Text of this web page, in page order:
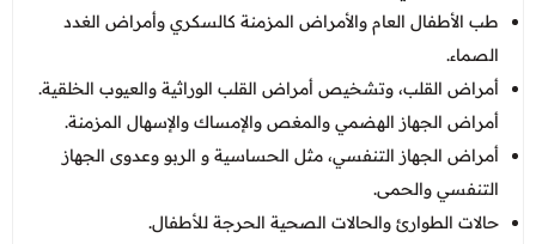
طب الأطفال العام والأمراض المزمنة كالسكري وأمراض الغدد
الصماء.
أمراض القلب، وتشخيص أمراض القلب الوراثية والعيوب الخلقية.
أمراض الجهاز الهضمي والمغص والإمساك والإسهال المزمنة.
أمراض الجهاز التنفسي، مثل الحساسية و الربو وعدوى الجهاز
التنفسي والحمى.
حالات الطوارئ والحالات الصحية الحرجة للأطفال.